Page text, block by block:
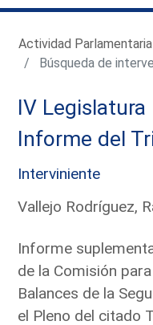
Actividad Parlamentaria
Búsqueda de
IV Legislatura
Informe del
Interviniente
Vallejo Rodríguez,
Informe
de la Comisión
Balances de la
el Pleno del citado